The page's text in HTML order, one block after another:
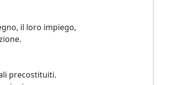
il loro impiego,
precostituiti.